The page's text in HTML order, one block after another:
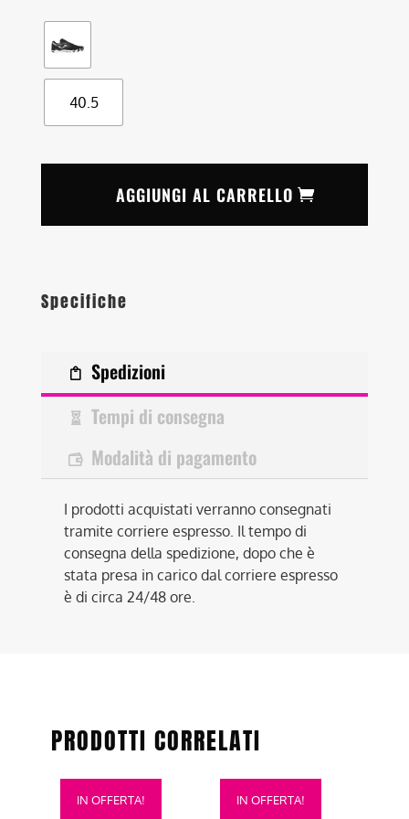
40.5
AGGIUNGI AL CARRELLO
Specifiche
Spedizioni
Tempi di consegna
Modalità di pagamento
I prodotti acquistati verranno consegnati
tramite corriere espresso. Il tempo di
consegna della spedizione, dopo che è
stata presa in carico dal corriere espresso
è di circa 24/48 ore.
PRODOTTI CORRELATI
IN OFFERTA!
Questo
prodotto
IN OFFERTA!
Questo
prodotto